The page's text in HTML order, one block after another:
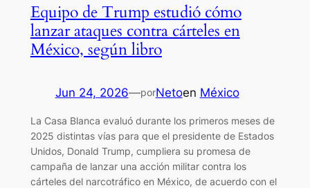
Equipo de Trump estudió cómo
lanzar ataques contra cárteles en
México, según libro
Jun 24, 2026—porNetoen México
La Casa Blanca evaluó durante los primeros meses de
2025 distintas vías para que el presidente de Estados
Unidos, Donald Trump, cumpliera su promesa de
campaña de lanzar una acción militar contra los
cárteles del narcotráfico en México, de acuerdo con el